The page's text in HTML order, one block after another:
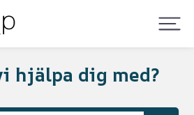
hjälpa dig med?